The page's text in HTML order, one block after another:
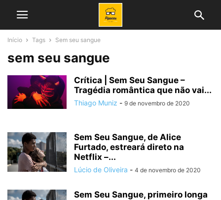
Início Tags Sem seu sangue
sem seu sangue
Crítica | Sem Seu Sangue –
Tragédia romântica que não vai...
Thiago Muniz - 9 de novembro de 2020
Sem Seu Sangue, de Alice
Furtado, estreará direto na
Netflix –...
Lúcio de Oliveira - 4 de novembro de 2020
Sem Seu Sangue, primeiro longa